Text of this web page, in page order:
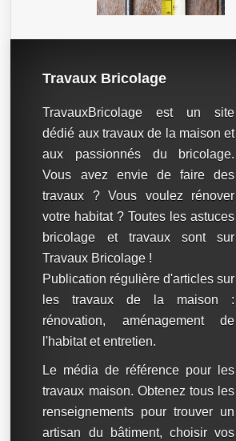
Travaux Bricolage
TravauxBricolage est un site
dédié aux travaux de la maison et
aux passionnés du bricolage.
Vous avez envie de faire des
travaux ? Vous voulez rénover
votre habitat ? Toutes les astuces
bricolage et travaux sont sur
Travaux Bricolage !
Publication régulière d'articles sur
les travaux de la maison :
rénovation, aménagement de
l'habitat et entretien.
Le média de référence pour les
travaux maison. Obtenez tous les
renseignements pour trouver un
artisan du bâtiment, choisir vos